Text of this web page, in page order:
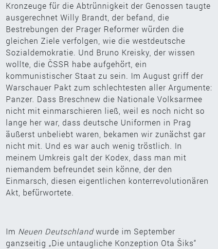
Kronzeuge für die Abtrünnigkeit der Genossen taugte
ausgerechnet Willy Brandt, der befand, die
Bestrebungen der Prager Reformer würden die
gleichen Ziele verfolgen, wie die westdeutsche
Sozialdemokratie. Und Bruno Kreisky, der wissen
wollte, die ČSSR habe aufgehört, ein
kommunistischer Staat zu sein. Im August griff der
Warschauer Pakt zum schlechtesten aller Argumente:
Panzer. Dass Breschnew die Nationale Volksarmee
nicht mit einmarschieren ließ, weil es noch nicht so
lange her war, dass deutsche Uniformen in Prag
äußerst unbeliebt waren, bekamen wir zunächst gar
nicht mit. Und es war auch wenig tröstlich. In
meinem Umkreis galt der Kodex, dass man mit
niemandem befreundet sein könne, der den
Einmarsch, diesen eigentlichen konterrevolutionären
Akt, befürwortete.
Im Neuen Deutschlandwurde im September
ganzseitig „Die untaugliche Konzeption Ota Šiks“